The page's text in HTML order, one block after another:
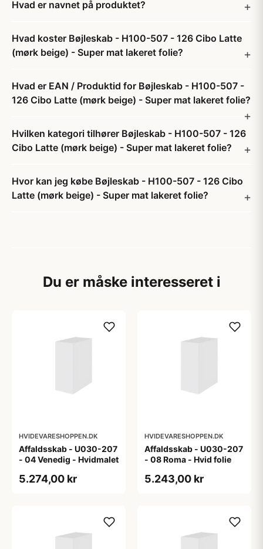
Hvad er navnet på produktet?
Hvad koster Bøjleskab - H100-507 - 126 Cibo Latte
(mørk beige) - Super mat lakeret folie?
Hvad er EAN / Produktid for Bøjleskab - H100-507 -
126 Cibo Latte (mørk beige) - Super mat lakeret folie?
Hvilken kategori tilhører Bøjleskab - H100-507 - 126
Cibo Latte (mørk beige) - Super mat lakeret folie?
Hvor kan jeg købe Bøjleskab - H100-507 - 126 Cibo
Latte (mørk beige) - Super mat lakeret folie?
Du er måske interesseret i
HVIDEVARESHOPPEN.DK
Affaldsskab - U030-207
- 04 Venedig - Hvidmalet
5.274,00 kr
HVIDEVARESHOPPEN.DK
Affaldsskab - U030-207
- 08 Roma - Hvid folie
5.243,00 kr